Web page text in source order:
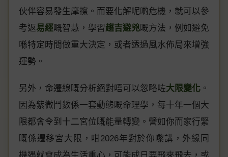
伙伴容易發生摩擦。而要化解呢啲危機，就可以參
考返易經嘅智慧，學習趨吉避兇嘅方法，例如避免
喺特定時間做重大決定，或者透過風水佈局來增強
運勢。
另外，命遷線嘅分析絕對唔可以忽略咗大限變化 。
因為紫微鬥數係一套動態嘅命理學，每十年一個大
限都會令到十二宮位嘅能量轉變。譬如你而家行緊
嘅係遷移宮大限，咁2026年對於你嚟講，外緣同